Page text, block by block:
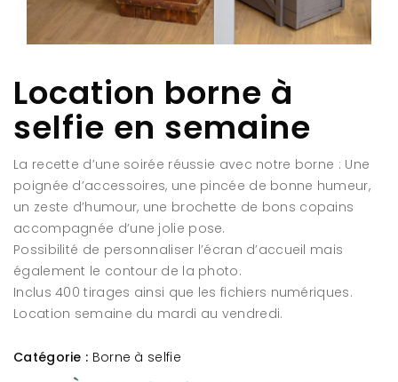
Location borne à
selfie en semaine
La recette d’une soirée réussie avec notre borne : Une
poignée d’accessoires, une pincée de bonne humeur,
un zeste d’humour, une brochette de bons copains
accompagnée d’une jolie pose.
Possibilité de personnaliser l’écran d’accueil mais
également le contour de la photo.
Inclus 400 tirages ainsi que les fichiers numériques.
Location semaine du mardi au vendredi.
Catégorie : Borne à selfie